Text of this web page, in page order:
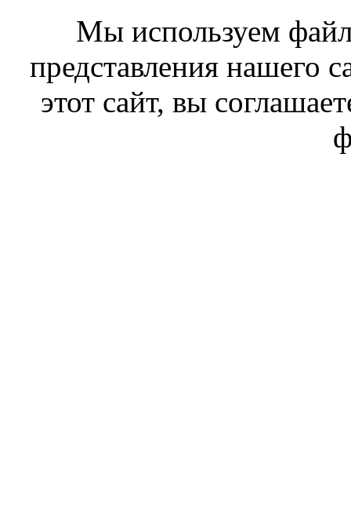
Мы используем
представления нашего
этот сайт, вы